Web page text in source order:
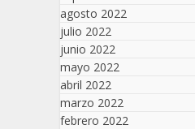
agosto 2022
julio 2022
junio 2022
mayo 2022
abril 2022
marzo 2022
febrero 2022